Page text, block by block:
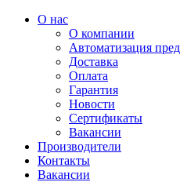
О нас
О компании
Автоматизация
Доставка
Оплата
Гарантия
Новости
Сертификаты
Вакансии
Производители
Контакты
Вакансии